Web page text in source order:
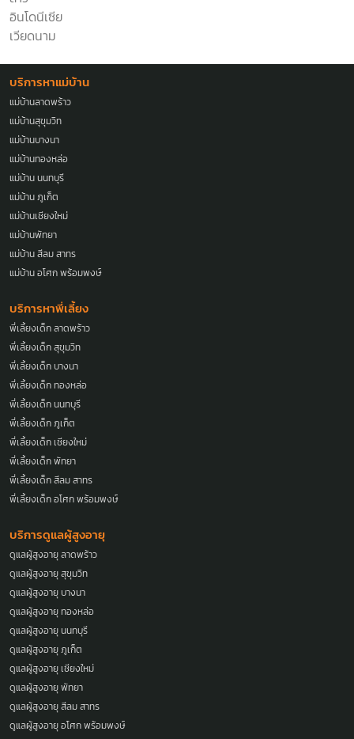
อินโดนีเซีย
เวียดนาม
บริการหาแม่บ้าน
แม่บ้านลาดพร้าว
แม่บ้านสุขุมวิท
แม่บ้านบางนา
แม่บ้านทองหล่อ
แม่บ้าน นนทบุรี
แม่บ้าน ภูเก็ต
แม่บ้านเชียงใหม่
แม่บ้านพัทยา
แม่บ้าน สีลม สาทร
แม่บ้าน อโศก พร้อมพงษ์
บริการหาพี่เลี้ยง
พี่เลี้ยงเด็ก ลาดพร้าว
พี่เลี้ยงเด็ก สุขุมวิท
พี่เลี้ยงเด็ก บางนา
พี่เลี้ยงเด็ก ทองหล่อ
พี่เลี้ยงเด็ก นนทบุรี
พี่เลี้ยงเด็ก ภูเก็ต
พี่เลี้ยงเด็ก เชียงใหม่
พี่เลี้ยงเด็ก พัทยา
พี่เลี้ยงเด็ก สีลม สาทร
พี่เลี้ยงเด็ก อโศก พร้อมพงษ์
บริการดูแลผู้สูงอายุ
ดูแลผู้สูงอายุ ลาดพร้าว
ดูแลผู้สูงอายุ สุขุมวิท
ดูแลผู้สูงอายุ บางนา
ดูแลผู้สูงอายุ ทองหล่อ
ดูแลผู้สูงอายุ นนทบุรี
ดูแลผู้สูงอายุ ภูเก็ต
ดูแลผู้สูงอายุ เชียงใหม่
ดูแลผู้สูงอายุ พัทยา
ดูแลผู้สูงอายุ สีลม สาทร
ดูแลผู้สูงอายุ อโศก พร้อมพงษ์